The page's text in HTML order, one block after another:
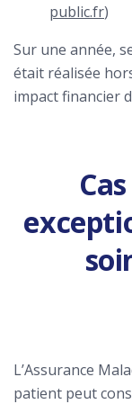
public.fr)
Sur une année,
était réalisée
impact financier
L’Assurance
patient peut